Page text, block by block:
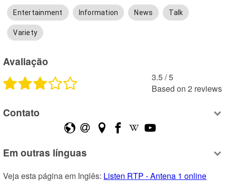
Entertainment Information News Talk
Variety
Avaliação
3.5 /5
Based on 2 reviews
Contato
Em outras línguas
Veja esta página em Inglês: Listen RTP - Antena 1 online